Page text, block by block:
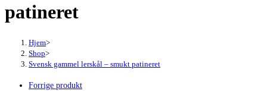
smukt
patineret
Hjem>
Shop>
Svensk gammel lerskål – smukt patineret
Forrige produkt